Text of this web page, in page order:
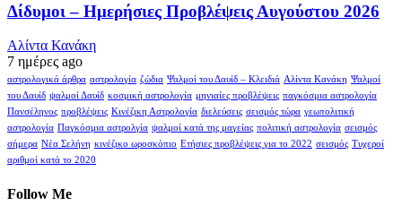
Δίδυμοι – Ημερήσιες Προβλέψεις Αυγούστου 2026
Αλίντα Κανάκη
7 ημέρες ago
αστρολογικά άρθρα αστρολογία ζώδια Ψαλμοί του Δαυίδ – Κλειδιά Αλίντα Κανάκη Ψαλμοί
του Δαυίδ ψαλμοί Δαυίδ κοσμική αστρολογία μηνιαίες προβλέψεις παγκόσμια αστρολογία
Πανσέληνος προβλέψεις Κινέζικη Αστρολογία διελεύσεις σεισμός τώρα γεωπολιτική
αστρολογία Παγκόσμια αστρολγία ψαλμοί κατά της μαγείας πολιτική αστρολογία σεισμός
σήμερα Νέα Σελήνη κινέζικο ωροσκόπιο Ετήσιες προβλέψεις για το 2022 σεισμός Τυχεροί
αριθμοί κατά το 2020
Follow Me